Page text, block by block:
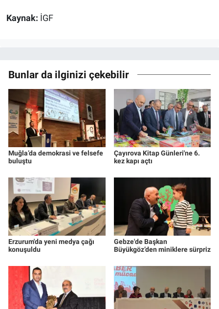
Kaynak: İGF
Bunlar da ilginizi çekebilir
Muğla’da demokrasi ve felsefe
buluştu
Çayırova Kitap Günleri'ne 6.
kez kapı açtı
Erzurum'da yeni medya çağı
konuşuldu
Gebze'de Başkan
Büyükgöz’den miniklere sürpriz